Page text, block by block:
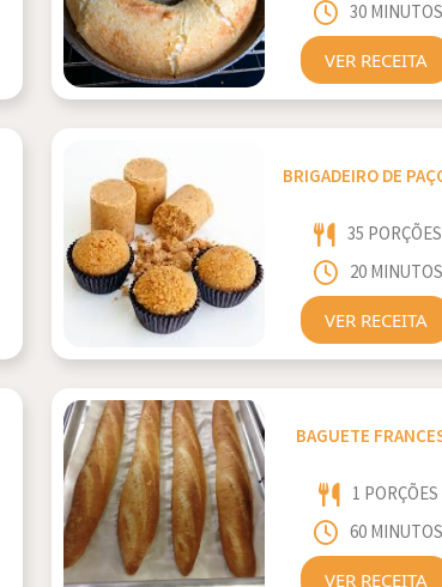
30 MINUTOS
VER RECEITA
BRIGADEIRO DE
35 PORÇÕES
20 MINUTOS
VER RECEITA
BAGUETE
1 PORÇÕES
60 MINUTOS
VER RECEITA